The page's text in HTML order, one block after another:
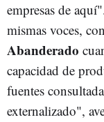
empresas de
mismas voces,
Abanderado
capacidad de
fuentes
externalizado",